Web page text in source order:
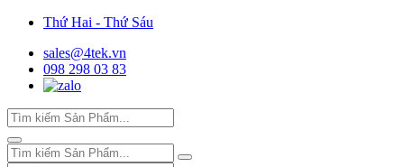
Thứ Hai - Thứ Sáu
sales@4tek.vn
098 298 03 83